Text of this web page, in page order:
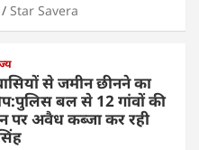
Star Savera
से जमीन छीनने का
बल से 12 गांवों की
पर अवैध कब्जा कर रही